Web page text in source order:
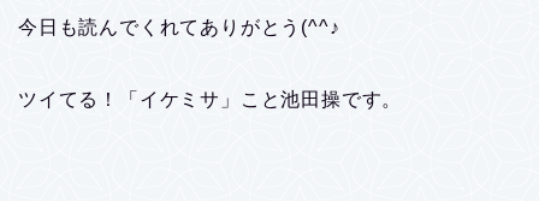
今日も読んでくれてありがとう(^^♪
ツイてる！「イケミサ」こと池田操です。